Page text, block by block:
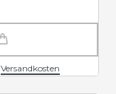
Versandkosten